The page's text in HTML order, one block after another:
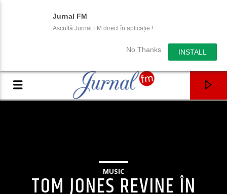
Jurnal FM
Ascultă Jurnal FM direct în aplicație !
No Thanks INSTALL
MUSIC
TOM JONES REVINE ÎN